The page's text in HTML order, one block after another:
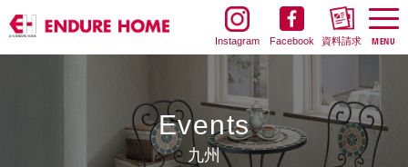
Instagram Facebook 資料請求
Events
九州